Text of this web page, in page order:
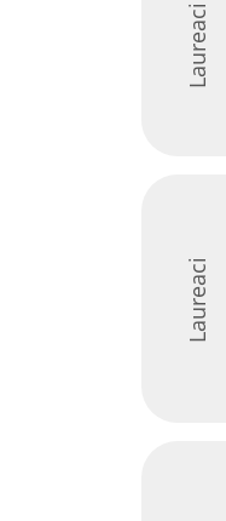
Laureaci
Laureaci